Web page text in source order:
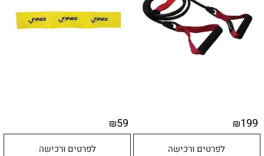
₪199
לפרטים ורכישה
₪59
לפרטים ורכישה